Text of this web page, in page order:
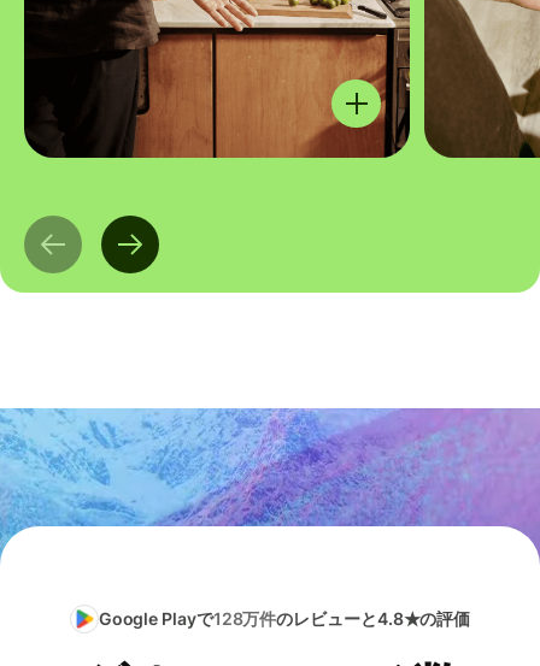
Google Playで128万件のレビューと4.8★の評価